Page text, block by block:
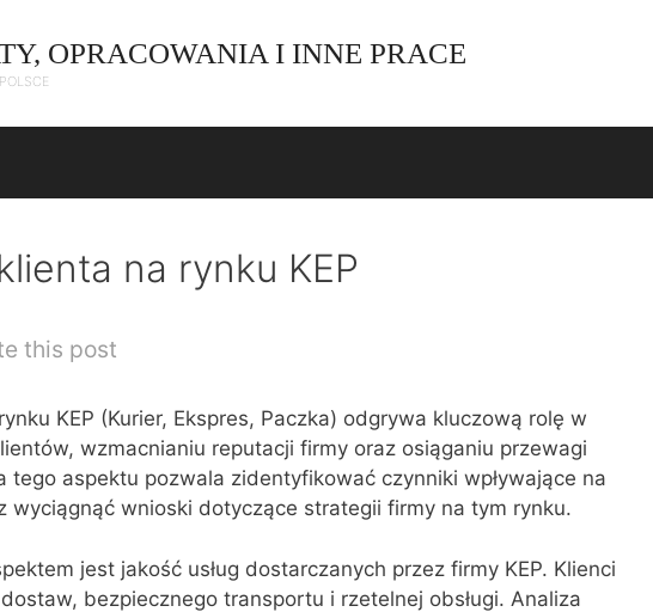
OPRACOWANIA I INNE PRACE
na rynku KEP
this post
KEP (Kurier, Ekspres, Paczka) odgrywa kluczową rolę w
wzmacnianiu reputacji firmy oraz osiąganiu przewagi
tego aspektu pozwala zidentyfikować czynniki wpływające na
wyciągnąć wnioski dotyczące strategii firmy na tym rynku.
jest jakość usług dostarczanych przez firmy KEP. Klienci
bezpiecznego transportu i rzetelnej obsługi. Analiza